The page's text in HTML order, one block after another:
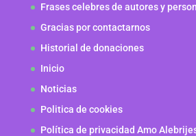
Frases celebres de autores y
Gracias por contactarnos
Historial de donaciones
Inicio
Noticias
Politica de cookies
Política de privacidad Amo